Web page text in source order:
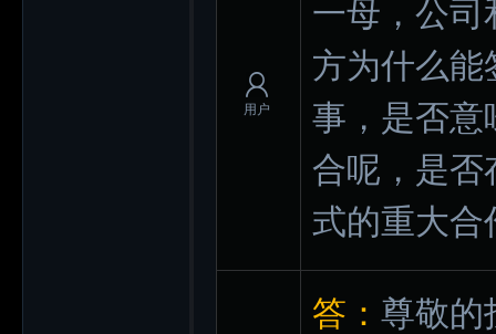
用户
一母，公司
方为什么能
事，是否意
合呢，是否
式的重大合
答： 尊敬的